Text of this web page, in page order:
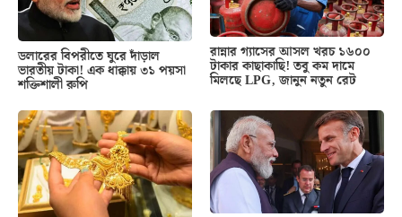
ডলারের বিপরীতে ঘুরে দাঁড়াল
ভারতীয় টাকা! এক ধাক্কায় ৩১ পয়সা
শক্তিশালী রুপি
রান্নার গ্যাসের আসল খরচ ১৬০০
টাকার কাছাকাছি! তবু কম দামে
মিলছে LPG, জানুন নতুন রেট